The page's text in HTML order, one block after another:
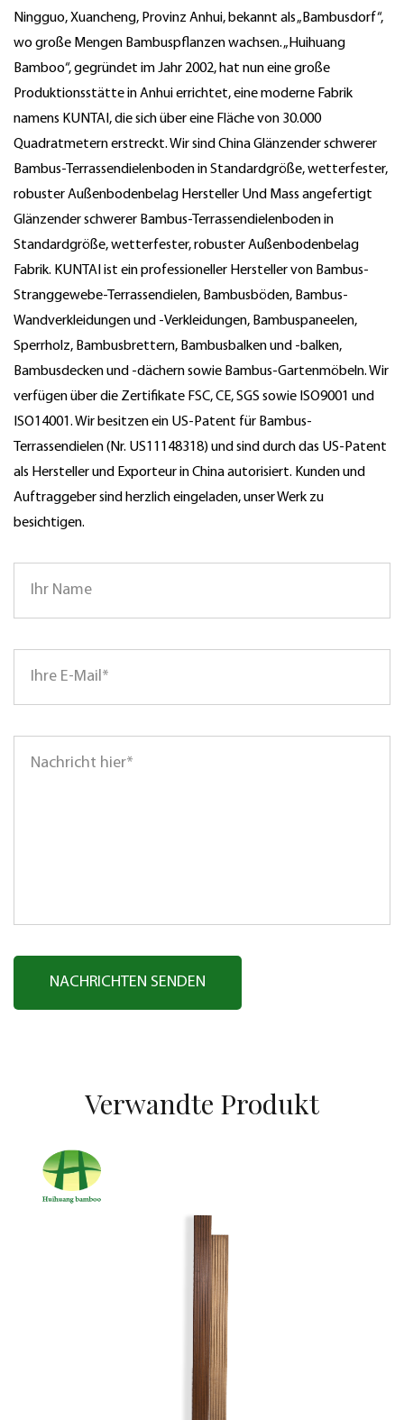
Ningguo, Xuancheng, Provinz Anhui, bekannt als „Bambusdorf“,
wo große Mengen Bambuspflanzen wachsen. „Huihuang
Bamboo“, gegründet im Jahr 2002, hat nun eine große
Produktionsstätte in Anhui errichtet, eine moderne Fabrik
namens KUNTAI, die sich über eine Fläche von 30.000
Quadratmetern erstreckt. Wir sind China Glänzender schwerer
Bambus-Terrassendielenboden in Standardgröße, wetterfester,
robuster Außenbodenbelag Hersteller Und Mass angefertigt
Glänzender schwerer Bambus-Terrassendielenboden in
Standardgröße, wetterfester, robuster Außenbodenbelag
Fabrik. KUNTAI ist ein professioneller Hersteller von Bambus-
Stranggewebe-Terrassendielen, Bambusböden, Bambus-
Wandverkleidungen und -Verkleidungen, Bambuspaneelen,
Sperrholz, Bambusbrettern, Bambusbalken und -balken,
Bambusdecken und -dächern sowie Bambus-Gartenmöbeln. Wir
verfügen über die Zertifikate FSC, CE, SGS sowie ISO9001 und
ISO14001. Wir besitzen ein US-Patent für Bambus-
Terrassendielen (Nr. US11148318) und sind durch das US-Patent
als Hersteller und Exporteur in China autorisiert. Kunden und
Auftraggeber sind herzlich eingeladen, unser Werk zu
besichtigen.
Verwandte Produkt